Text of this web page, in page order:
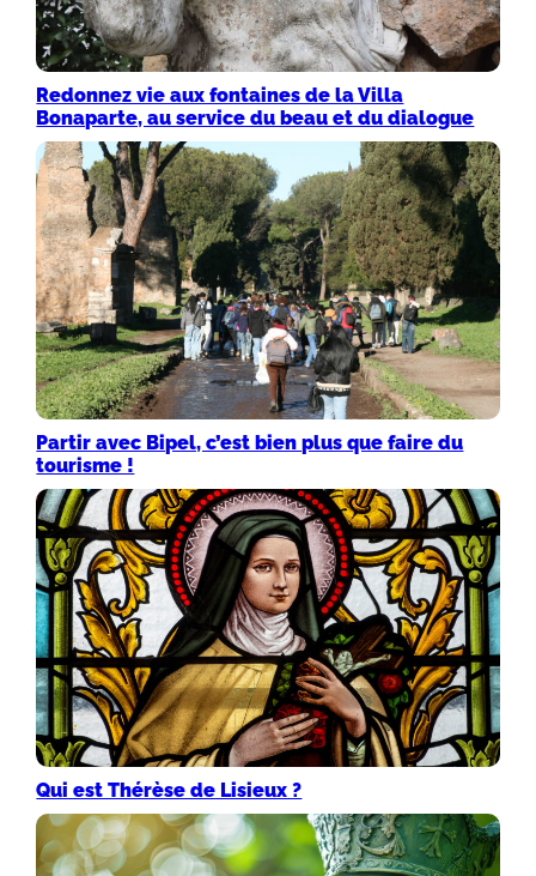
Redonnez vie aux fontaines de la Villa
Bonaparte, au service du beau et du dialogue
Partir avec Bipel, c’est bien plus que faire du
tourisme !
Qui est Thérèse de Lisieux ?